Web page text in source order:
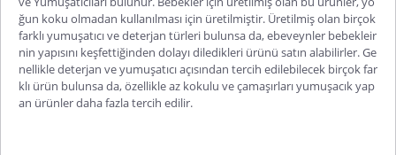
ğun koku olmadan kullanılması için üretilmiştir. Üretilmiş olan birçok
farklı yumuşatıcı ve deterjan türleri bulunsa da, ebeveynler bebekleir
nin yapısını keşfettiğinden dolayı diledikleri ürünü satın alabilirler. Ge
nellikle deterjan ve yumuşatıcı açısından tercih edilebilecek birçok far
klı ürün bulunsa da, özellikle az kokulu ve çamaşırları yumuşacık yap
an ürünler daha fazla tercih edilir.